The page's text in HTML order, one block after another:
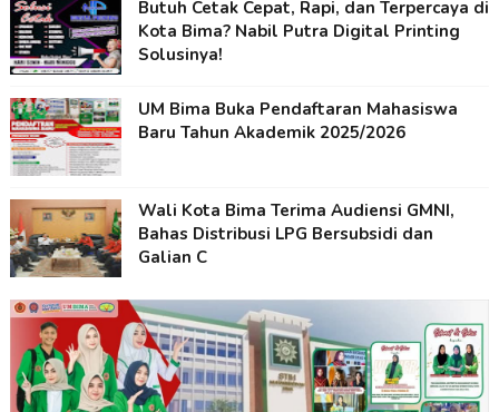
Butuh Cetak Cepat, Rapi, dan Terpercaya di
Kota Bima? Nabil Putra Digital Printing
Solusinya!
UM Bima Buka Pendaftaran Mahasiswa
Baru Tahun Akademik 2025/2026
Wali Kota Bima Terima Audiensi GMNI,
Bahas Distribusi LPG Bersubsidi dan
Galian C